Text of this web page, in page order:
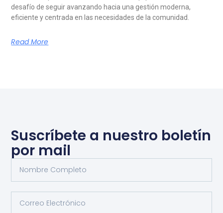
desafío de seguir avanzando hacia una gestión moderna,
eficiente y centrada en las necesidades de la comunidad.
Read More
Suscríbete a nuestro boletín
por mail